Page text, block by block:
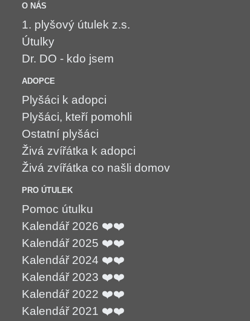
O NÁS
1. plyšový útulek z.s.
Útulky
Dr. DO - kdo jsem
ADOPCE
Plyšáci k adopci
Plyšáci, kteří pomohli
Ostatní plyšáci
Živá zvířátka k adopci
Živá zvířátka co našli domov
PRO ÚTULEK
Pomoc útulku
Kalendář 2026 ❤️❤️
Kalendář 2025 ❤️❤️
Kalendář 2024 ❤️❤️
Kalendář 2023 ❤️❤️
Kalendář 2022 ❤️❤️
Kalendář 2021 ❤️❤️